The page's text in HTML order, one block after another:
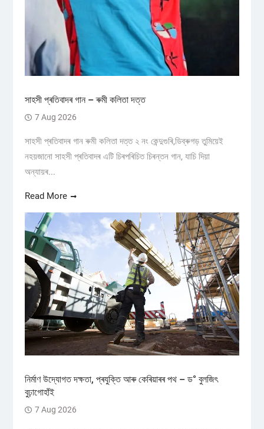
সাহসী প্ৰতিবাদৰ গান – ৰুমী কলিতা দত্ত
7 Aug 2026
সাহসী প্ৰতিবাদৰ গান ৰুমী কলিতা দত্ত ২ নং কেন্দুগুৰি,ডিব্ৰুগড় তুমিয়েই
নহয়জানো সাহসী প্ৰতিবাদৰ এটি চিৰপৰিচিত চিৰন্তন গান, যাচি দিয়া
অন্যায়ৰ...
Read More
নিৰ্মাণ উদ্যোগত দক্ষতা, প্ৰযুক্তি আৰু কেৰিয়াৰৰ পথ – ড° বুলজিৎ
বুঢ়াগোহাঁই
7 Aug 2026